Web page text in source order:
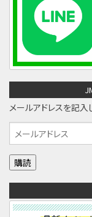
メールアドレスを記入
メ
ー
ル
レ